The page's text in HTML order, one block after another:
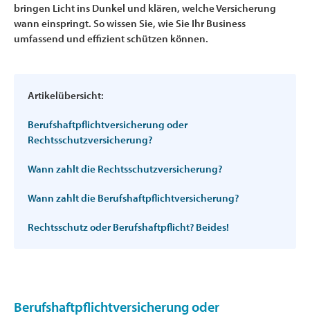
bringen Licht ins Dunkel und klären, welche Versicherung
wann einspringt. So wissen Sie, wie Sie Ihr Business
umfassend und effizient schützen können.
Artikelübersicht:
Berufshaftpflichtversicherung oder
Rechtsschutzversicherung?
Wann zahlt die Rechtsschutzversicherung?
Wann zahlt die Berufshaftpflichtversicherung?
Rechtsschutz oder Berufshaftpflicht? Beides!
Berufshaftpflichtversicherung oder